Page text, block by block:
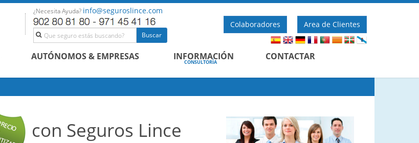
¿Necesita Ayuda? info@seguroslince.com
Buscar
Colaboradores Area de Clientes
AUTÓNOMOS & EMPRESAS INFORMACIÓN
CONSULTORÍA
CONTACTAR
con Seguros Lince